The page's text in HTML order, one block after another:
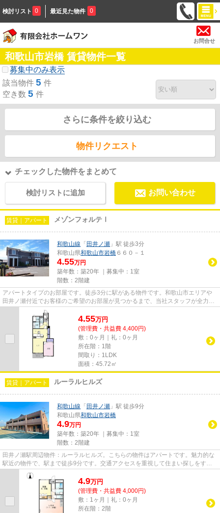
検討リスト 0 最近見た物件 0
お問合せ
和歌山市岩橋 賃貸物件一覧
募集中のみ表示
該当物件 5 件
空き数 5 件
さらに条件を絞り込む
物件リクエスト
チェックした物件をまとめて
検討リストに追加 お問い合わせ
賃貸｜アパート メゾンフォルテⅠ
和歌山線 「 田井ノ瀬 」駅 徒歩3分
和歌山県和歌山市岩橋 ６６０－１
4.55万円
築年数：築20年 ｜募集中： 1室
階数：2階建
アパートタイプのお部屋です。徒歩3分に駅がある物件です。和歌山市エリアや
田井ノ瀬付近でお客様のご希望のお部屋が見つかるまで、当社スタッフが全力で
サポートさせて頂きます。
4.55万円
(管理費・共益費 4,400円)
敷：0ヶ月｜礼：0ヶ月
所在階：1階
間取り：1LDK
面積：45.72㎡
賃貸｜アパート ルーラルヒルズ
和歌山線 「 田井ノ瀬 」駅 徒歩9分
和歌山県和歌山市岩橋
4.9万円
築年数：築20年 ｜募集中： 1室
階数：2階建
田井ノ瀬駅周辺物件：ルーラルヒルズ。こちらの物件はアパートです。魅力的な
駅近の物件で、駅まで徒歩9分です。交通アクセスを重視して住まい探しをする
なら、当社にお任せください！...
4.9万円
(管理費・共益費 4,000円)
敷：1ヶ月｜礼：0ヶ月
所在階：2階